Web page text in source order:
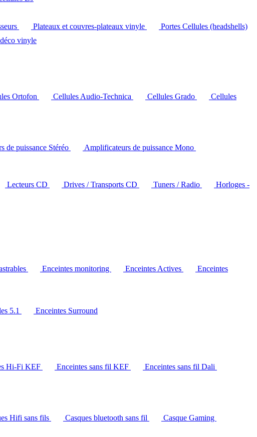
Plateaux et couvres-plateaux vinyle
Portes Cellules (headshells)
vinyle
Ortofon Cellules Audio-Technica Cellules Grado
Cellules
de puissance Stéréo
Amplificateurs de puissance Mono
Lecteurs CD Drives / Transports CD Tuners / Radio
Horloges -
Enceintes monitoring Enceintes Actives
Enceintes
5.1
Enceintes Surround
Hi-Fi KEF Enceintes sans fil KEF
Enceintes sans fil Dali
Hifi sans fils Casques bluetooth sans fil
Casque Gaming